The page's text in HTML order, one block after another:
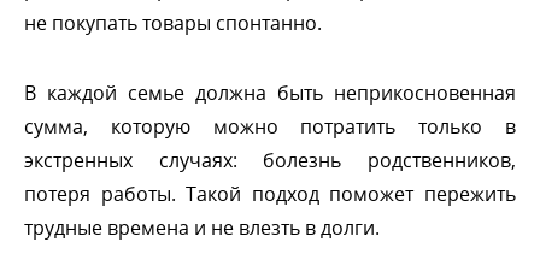
не покупать товары спонтанно.
каждой семье должна быть неприкосновенная
сумма, которую можно потратить только
экстренных случаях: болезнь родственников,
потеря работы. Такой подход поможет пережить
трудные времена и не влезть в долги.